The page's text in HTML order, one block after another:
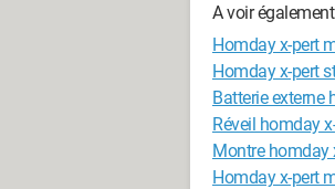
A voir
Homday x-pert
Homday x-pert
Batterie externe
Réveil homday
Montre homday
Homday x-pert